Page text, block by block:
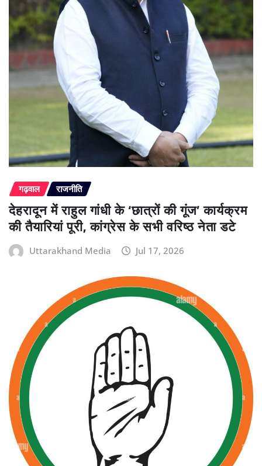
गढ़वाल राजनीति
देहरादून में राहुल गांधी के ‘छात्रों की गूंज’ कार्यक्रम
की तैयारियां पूरी, कांग्रेस के सभी वरिष्ठ नेता डटे
Uttarakhand Media Jul 17, 2026